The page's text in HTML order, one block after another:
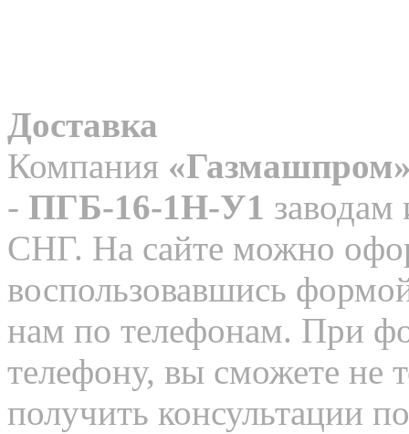
Доставка
Компания
- ПГБ-16-1Н-У1 заводам
СНГ. На сайте можно
воспользовавшись
нам по телефонам. При
телефону, вы сможете не
получить консультации